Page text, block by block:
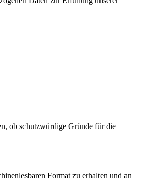
ob schutzwürdige Gründe für die
Format zu erhalten und an